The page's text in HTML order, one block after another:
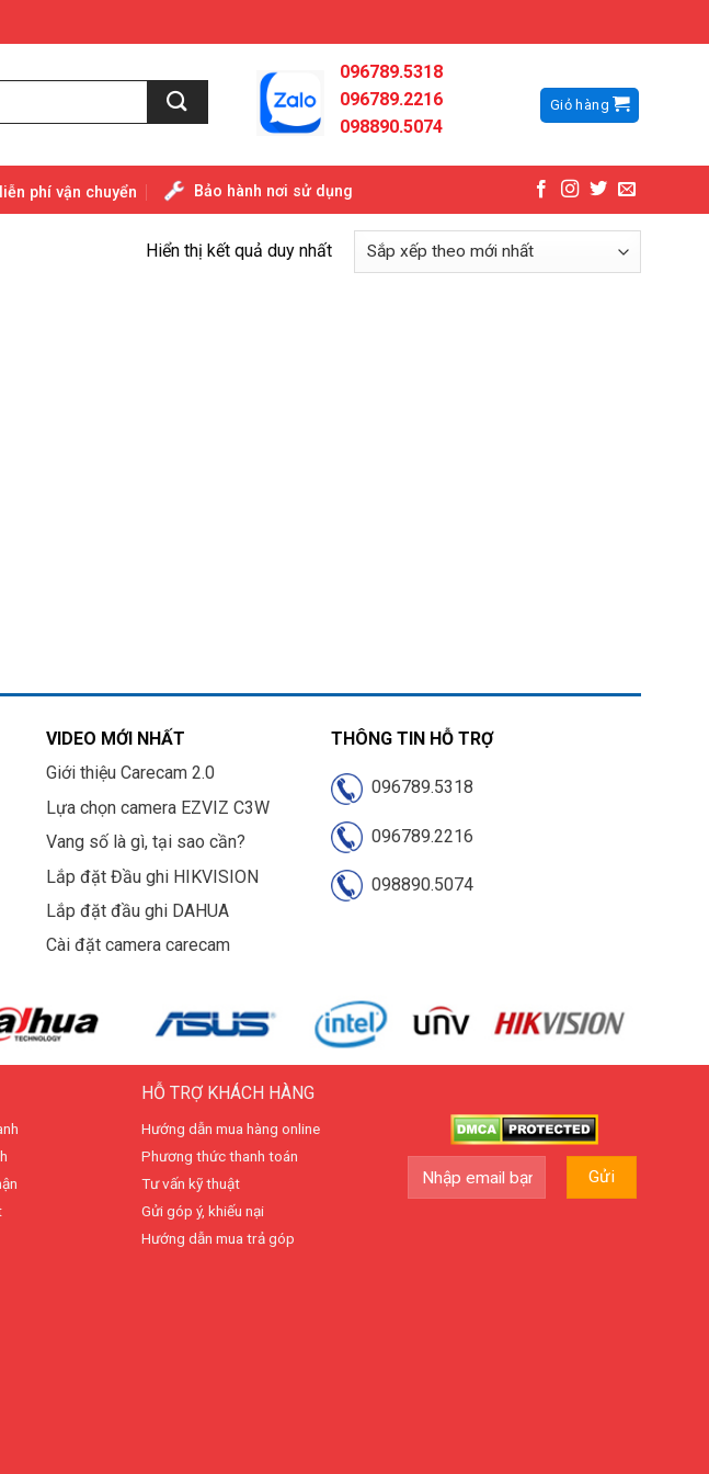
096789.5318
096789.2216
098890.5074
Giỏ hàng
phí vận chuyển Bảo hành nơi sử dụng
Hiển thị kết quả duy nhất
VIDEO MỚI NHẤT
Giới thiệu Carecam 2.0
Lựa chọn camera EZVIZ C3W
Vang số là gì, tại sao cần?
Lắp đặt Đầu ghi HIKVISION
Lắp đặt đầu ghi DAHUA
Cài đặt camera carecam
THÔNG TIN HỖ TRỢ
096789.5318
096789.2216
098890.5074
HỖ TRỢ KHÁCH HÀNG
Hướng dẫn mua hàng online
Phương thức thanh toán
Tư vấn kỹ thuật
Gửi góp ý, khiếu nại
Hướng dẫn mua trả góp